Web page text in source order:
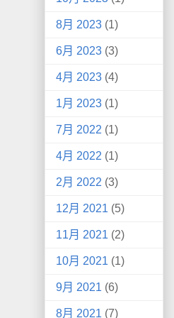
8月 2023 (1)
6月 2023 (3)
4月 2023 (4)
1月 2023 (1)
7月 2022 (1)
4月 2022 (1)
2月 2022 (3)
12月 2021 (5)
11月 2021 (2)
10月 2021 (1)
9月 2021 (6)
8月 2021 (7)